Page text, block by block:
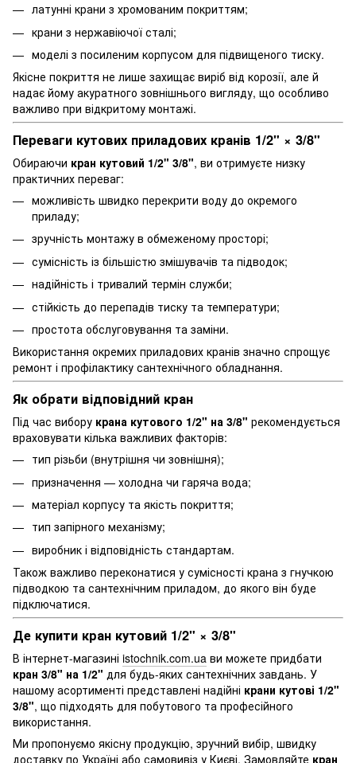
латунні крани з хромованим покриттям;
крани з нержавіючої сталі;
моделі з посиленим корпусом для підвищеного тиску.
Якісне покриття не лише захищає виріб від корозії, але й
надає йому акуратного зовнішнього вигляду, що особливо
важливо при відкритому монтажі.
Переваги кутових приладових кранів 1/2" × 3/8"
Обираючи кран кутовий 1/2" 3/8", ви отримуєте низку
практичних переваг:
можливість швидко перекрити воду до окремого
приладу;
зручність монтажу в обмеженому просторі;
сумісність із більшістю змішувачів та підводок;
надійність і тривалий термін служби;
стійкість до перепадів тиску та температури;
простота обслуговування та заміни.
Використання окремих приладових кранів значно спрощує
ремонт і профілактику сантехнічного обладнання.
Як обрати відповідний кран
Під час вибору крана кутового 1/2" на 3/8" рекомендується
враховувати кілька важливих факторів:
тип різьби (внутрішня чи зовнішня);
призначення — холодна чи гаряча вода;
матеріал корпусу та якість покриття;
тип запірного механізму;
виробник і відповідність стандартам.
Також важливо переконатися у сумісності крана з гнучкою
підводкою та сантехнічним приладом, до якого він буде
підключатися.
Де купити кран кутовий 1/2" × 3/8"
В інтернет-магазині istochnik.com.ua ви можете придбати
кран 3/8" на 1/2" для будь-яких сантехнічних завдань. У
нашому асортименті представлені надійні крани кутові 1/2"
3/8", що підходять для побутового та професійного
використання.
Ми пропонуємо якісну продукцію, зручний вибір, швидку
доставку по Україні або самовивіз у Києві. Замовляйте кран